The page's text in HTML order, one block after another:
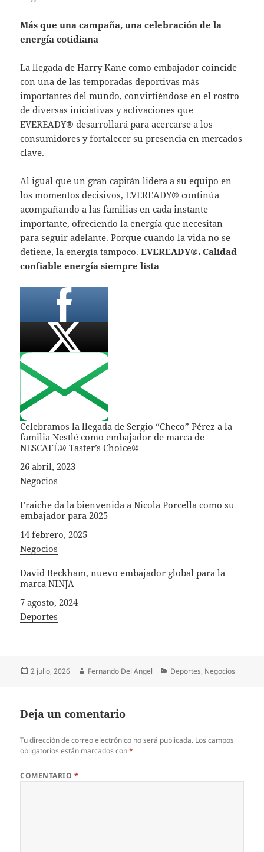
Más que una campaña, una celebración de la
energía cotidiana
La llegada de Harry Kane como embajador coincide
con una de las temporadas deportivas más
importantes del mundo, convirtiéndose en el rostro
de diversas iniciativas y activaciones que
EVEREADY® desarrollará para acercarse a los
consumidores y fortalecer su presencia en mercados
clave.
Al igual que un gran capitán lidera a su equipo en
los momentos decisivos, EVEREADY® continúa
acompañando a las familias en cada instante
importante, ofreciendo la energía que necesitan
para seguir adelante. Porque cuando la vida no se
detiene, la energía tampoco.EVEREADY®.Calidad
confiable energía siempre lista
Celebramos la llegada de Sergio “Checo” Pérez a la
familia Nestlé como embajador de marca de
NESCAFÉ® Taster’s Choice®
Fecha
26 abril, 2023
In relation to
Negocios
Fraiche da la bienvenida a Nicola Porcella como su
embajador para 2025
Fecha
14 febrero, 2025
In relation to
Negocios
David Beckham, nuevo embajador global para la
marca NINJA
Fecha
7 agosto, 2024
In relation to
Deportes
Publicado
2 julio, 2026 Autor
Fernando Del Angel Categorías
Deportes, Negocios
Deja un comentario
Tu dirección de correo electrónico no será publicada. Los campos
obligatorios están marcados con*
COMENTARIO *